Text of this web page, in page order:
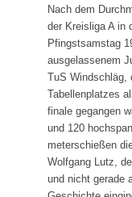
Nach dem
der Kreisliga A in
Pfingstsamstag
ausgelassenem
TuS Windschläg,
Tabellenplatzes
finale ge­gangen
und 120
meterschießen
Wolfgang Lutz,
und nicht gerade